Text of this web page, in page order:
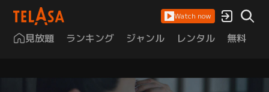
Watch now
見放題 ランキング ジャンル レンタル 無料